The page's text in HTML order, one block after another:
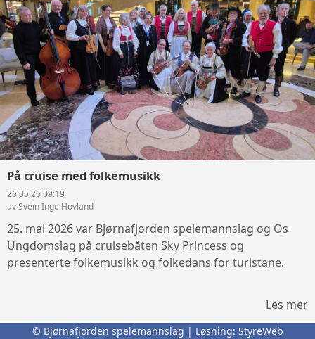
På cruise med folkemusikk
26.05.26 09:19
av Svein Inge Hovland
25. mai 2026 var Bjørnafjorden spelemannslag og Os
Ungdomslag på cruisebåten Sky Princess og
presenterte folkemusikk og folkedans for turistane.
Les mer
© Bjørnafjorden spelemannslag | Løsning: StyreWeb